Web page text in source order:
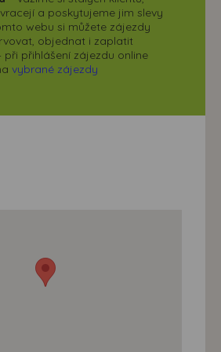
a poskytujeme jim slevy
webu si můžete zájezdy
objednat i zaplatit
při přihlášení zájezdu online
vybrané zájezdy